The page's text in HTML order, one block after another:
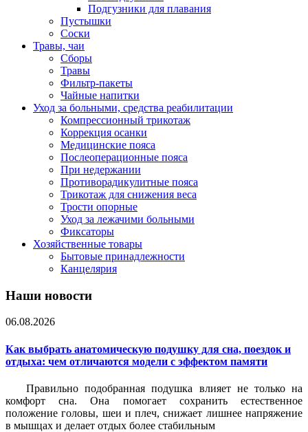
Подгузники для плавания
Пустышки
Соски
Травы, чаи
Сборы
Травы
Фильтр-пакеты
Чайные напитки
Уход за больными, средства реабилитации
Компрессионный трикотаж
Коррекция осанки
Медицинские пояса
Послеоперационные пояса
При недержании
Противорадикулитные пояса
Трикотаж для снижения веса
Трости опорные
Уход за лежачими больными
Фиксаторы
Хозяйственные товары
Бытовые принадлежности
Канцелярия
Наши новости
06.08.2026
Как выбрать анатомическую подушку для сна, поездок и
отдыха: чем отличаются модели с эффектом памяти
Правильно подобранная подушка влияет не только на
комфорт сна. Она помогает сохранить естественное
положение головы, шеи и плеч, снижает лишнее напряжение
в мышцах и делает отдых более стабильным